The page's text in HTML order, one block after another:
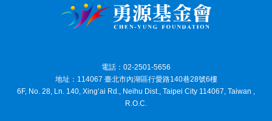
電話：02-2501-5656
地址：114067 臺北市內湖區行愛路140巷28號6樓
6F, No. 28, Ln. 140, Xing’ai Rd., Neihu Dist., Taipei City 114067, Taiwan ,
R.O.C.